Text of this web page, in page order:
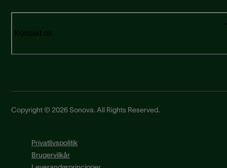
Kontakt os
Copyright © 2026 Sonova. All Rights Reserved.
Privatlivspolitik
Brugervilkår